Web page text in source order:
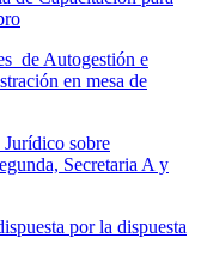
de Autogestión e
en mesa de
sobre
Secretaria A y
por la dispuesta